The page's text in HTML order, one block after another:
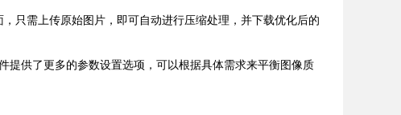
只需上传原始图片，即可自动进行压缩处理，并下载优化后的
提供了更多的参数设置选项，可以根据具体需求来平衡图像质